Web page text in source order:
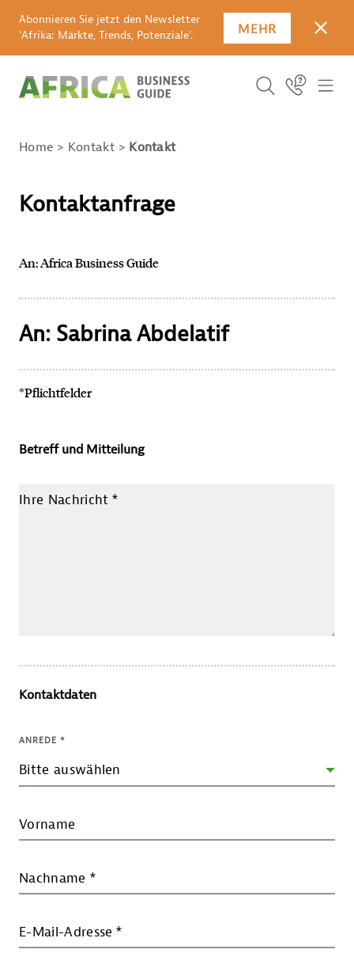
Abonnieren Sie jetzt den Newsletter
'Afrika: Märkte, Trends, Potenziale'.
MEHR
ICON
Suchbegriff
SUCHEN
Icon Link
Home Kontakt Kontakt
Kontaktanfrage
An: Africa Business Guide
An: Sabrina Abdelatif
*Pflichtfelder
Betreff und Mitteilung
Ihre Nachricht *
Kontaktdaten
ANREDE *
Vorname
Nachname *
E-Mail-Adresse *